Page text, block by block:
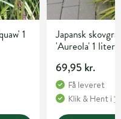
1
Japansk
'Aureola' 1 liter
69,95 kr.
Få leveret
Klik & Hent i